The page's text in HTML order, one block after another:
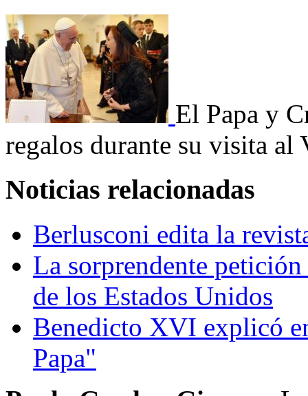
El Papa y
regalos durante su visita al
Noticias relacionadas
Berlusconi edita la
La sorprendente
de los Estados Unidos
Benedicto XVI explicó
Papa"